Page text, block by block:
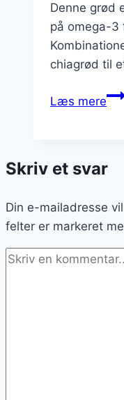
Denne grød
på omega-3
chiagrød til
Læs mere
fyldt
Skriv et svar
Din e-mailadresse
felter er markeret